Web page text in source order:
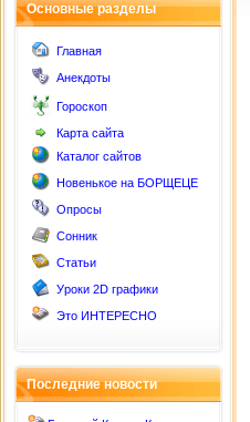
Основные разделы
Главная
Анекдоты
Гороскоп
Карта сайта
Каталог сайтов
Новенькое на БОРЩЕЦЕ
Опросы
Сонник
Статьи
Уроки 2D графики
Это ИНТЕРЕСНО
Последние новости